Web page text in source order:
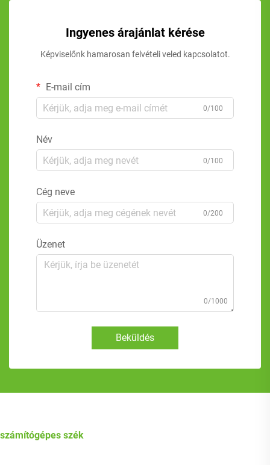
Ingyenes árajánlat kérése
Képviselőnk hamarosan felvételi veled kapcsolatot.
E-mail cím
0/100
Név
0/100
Cég neve
0/200
Üzenet
0/1000
Beküldés
számítógépes szék